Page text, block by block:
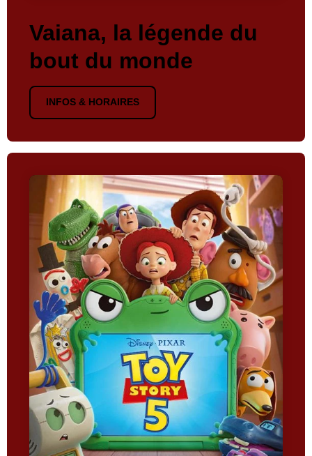
Vaiana, la légende du
bout du monde
INFOS & HORAIRES